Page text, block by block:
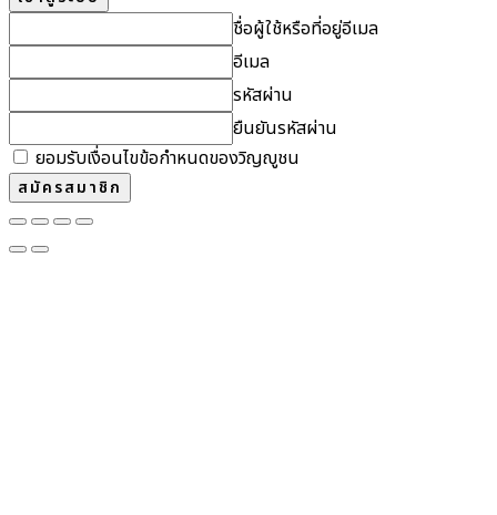
ชื่อผู้ใช้หรือที่อยู่อีเมล
อีเมล
รหัสผ่าน
ยืนยันรหัสผ่าน
ยอมรับเงื่อนไขข้อกำหนดของวิญญูชน